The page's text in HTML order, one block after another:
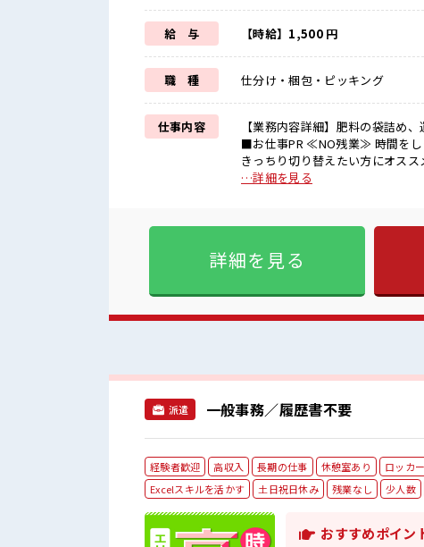
給 与 【時給】1,500 円
職 種 仕分け・梱包・ピッキング
仕事内容
【業務内容詳細】肥料の袋詰め
■お仕事PR ≪NO残業≫ 時間をし
きっちり切り替えたい方にオス
ベート満喫！ ≪髪色自由で自分
プを目指せる≫ 高時給だらけの派遣のお仕事です！ ■職場
にもお勧め！！ 少人数の職場で
ションもUP！ 20代活躍中のフレ
…詳細を見る
詳細を見る
派遣 一般事務／履歴書不要
経験者歓迎 高収入 長期の仕事 休憩室あり ロッカ
Excelスキルを活かす
土日祝日休み 残業なし 少人数
おすすめポイン